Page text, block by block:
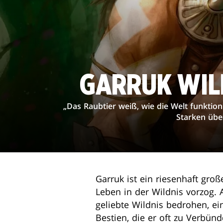
GARRUK
„Das Raubtier weiß, wie die Welt
Starken
Garruk ist ein riesenhaft
Leben in der Wildnis vorzog.
geliebte Wildnis bedrohen,
Bestien, die er oft zu